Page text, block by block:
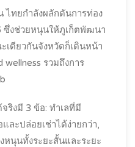
ทยกำลังผลักดันการท่อง
งช่วยหนุนให้ภูเก็ตพัฒนา
เดียวกันจังหวัดก็เดินหน้า
รวมถึงการ
ริงมี 3 ข้อ: ทำเลที่มี
ละปล่อยเช่าได้ง่ายกว่า,
หนุนทั้งระยะสั้นและระยะ